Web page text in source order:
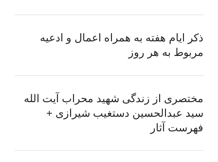
ذکر ایام هفته به همراه اعمال و ادعیه
مربوط به هر روز
مختصری از زندگی شهید محراب آیت الله
سید عبدالحسین دستغیب شیرازی +
فهرست آثار